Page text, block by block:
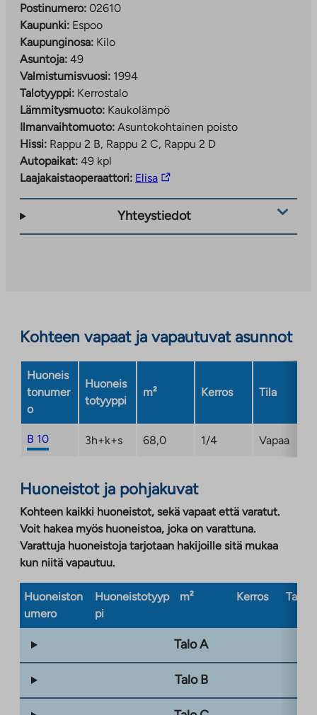
Postinumero: 02610
Kaupunki: Espoo
Kaupunginosa: Kilo
Asuntoja: 49
Valmistumisvuosi: 1994
Talotyyppi: Kerrostalo
Lämmitysmuoto: Kaukolämpö
Ilmanvaihtomuoto: Asuntokohtainen poisto
Hissi: Rappu 2 B, Rappu 2 C, Rappu 2 D
Autopaikat: 49 kpl
Laajakaistaoperaattori: ElisaLinkki
ulkopuoliseen
Yhteystiedot
Kohteen vapaat ja vapautuvat asunnot
Huoneis
tonumer
o
Huoneis
totyyppi
m² Kerros Tila
B 10 3h+k+s 68,0 1/4 Vapaa
Huoneistot ja pohjakuvat
Kohteen kaikki huoneistot, sekä vapaat että varatut.
Voit hakea myös huoneistoa, joka on varattuna.
Varattuja huoneistoja tarjotaan hakijoille sitä mukaa
kun niitä vapautuu.
Huoneiston
umero
Huoneistotyyp
pi
m² Kerros
Talo A
Talo B